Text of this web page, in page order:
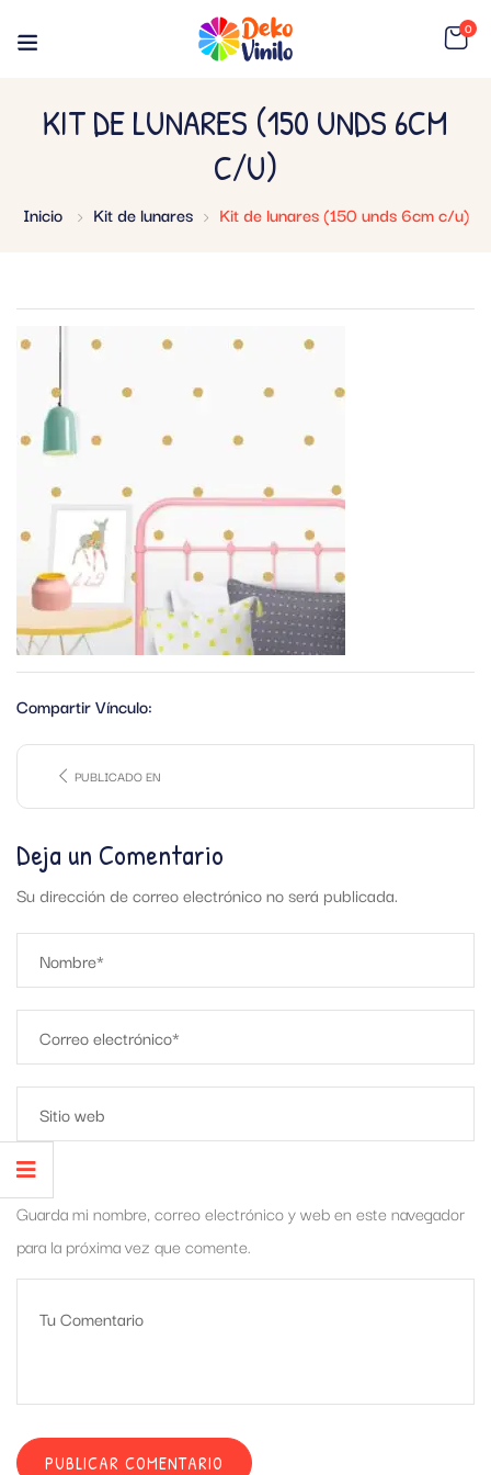
0
KIT DE LUNARES (150 UNDS 6CM
C/U)
Inicio Kit de lunares Kit de lunares (150 unds 6cm c/u)
Compartir Vínculo:
PUBLICADO EN
Deja un Comentario
Su dirección de correo electrónico no será publicada.
Guarda mi nombre, correo electrónico y web en este navegador
para la próxima vez que comente.